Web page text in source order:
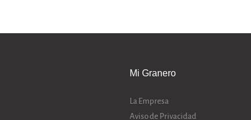
Mi Granero
La Empresa
Aviso de Privacidad